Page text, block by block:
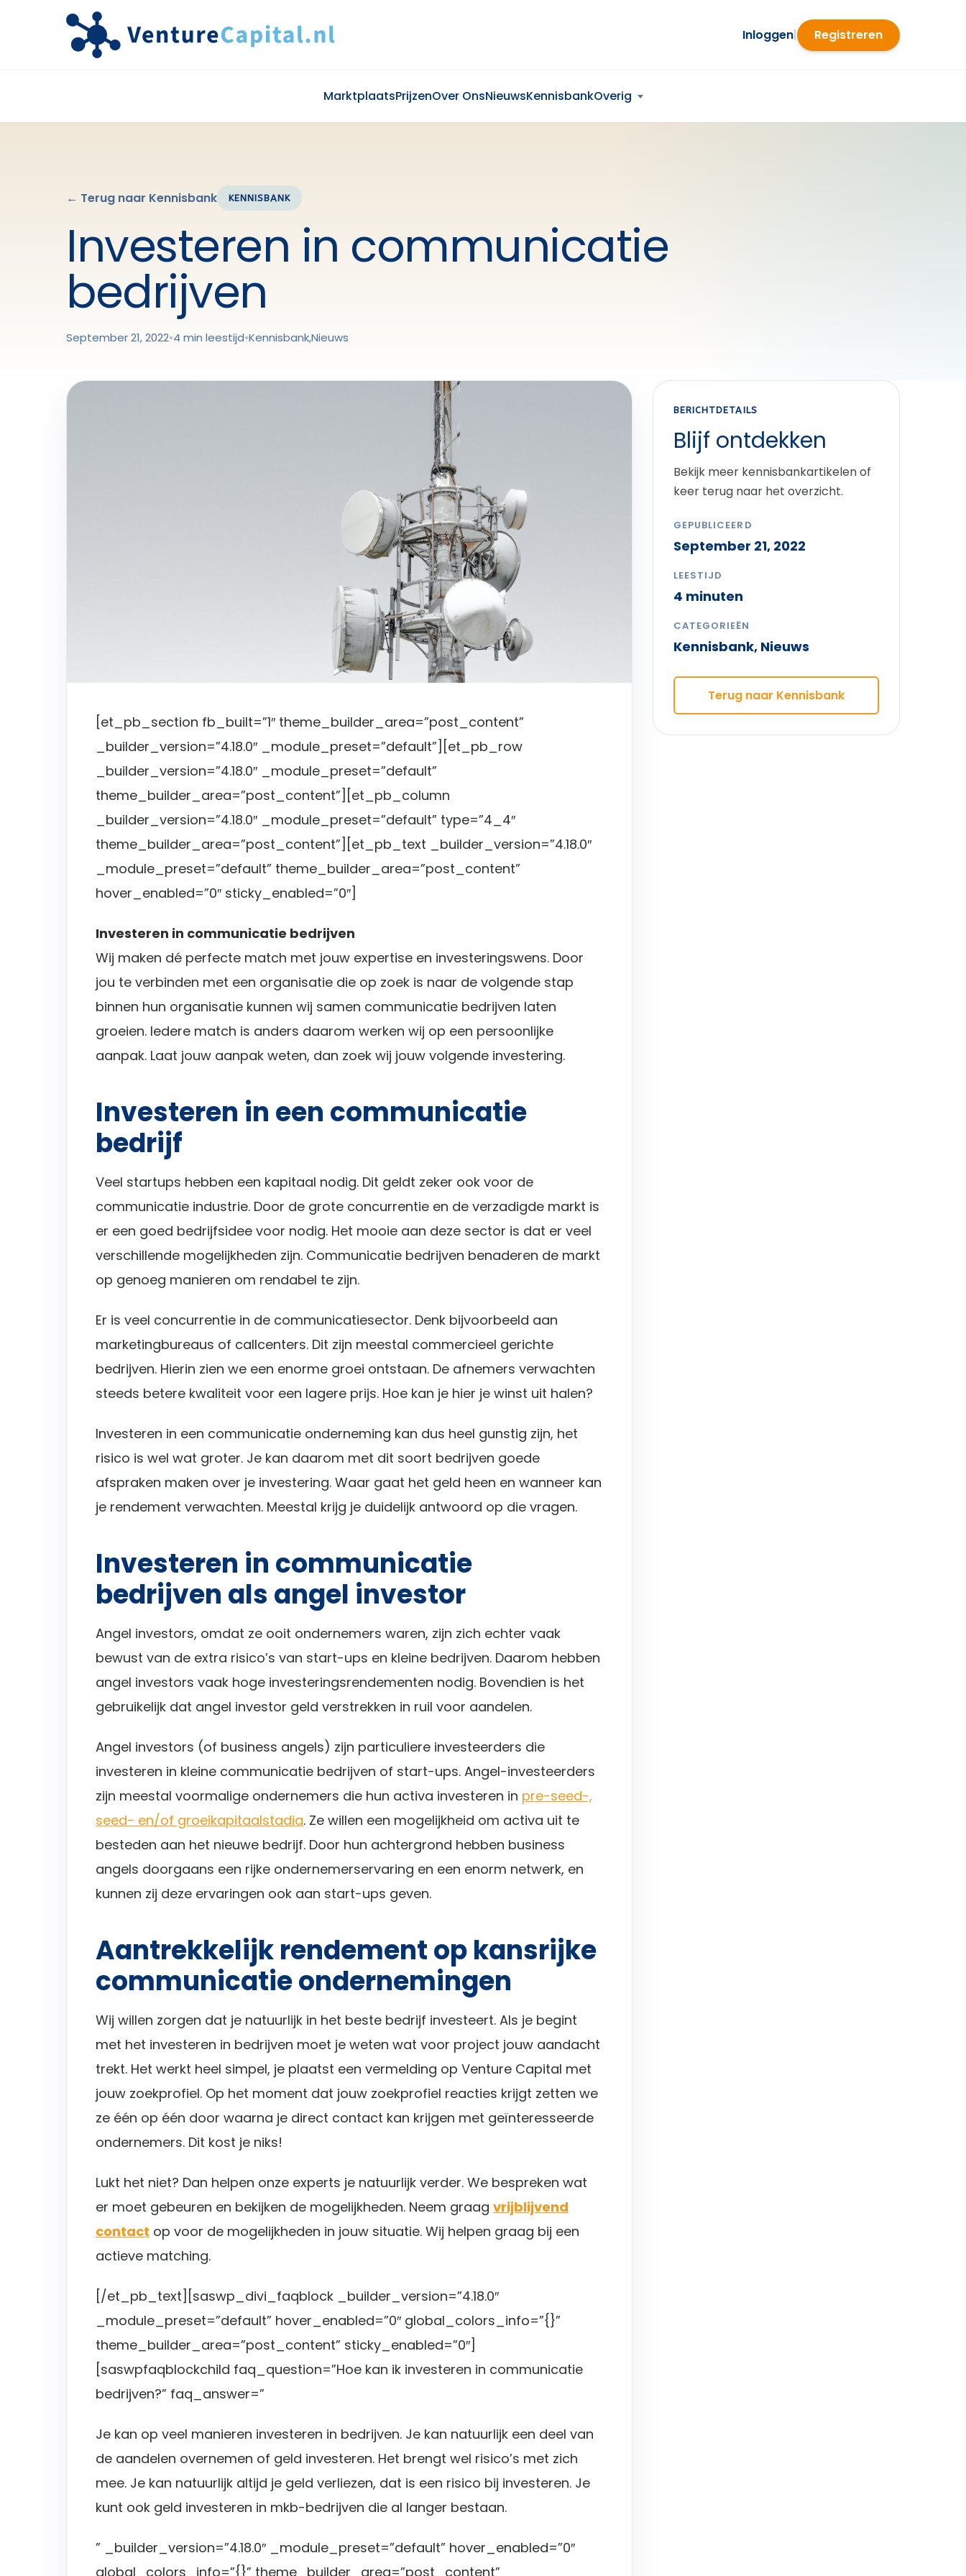
Inloggen| Registreren
MarktplaatsPrijzenOver OnsNieuwsKennisbankOverig
← Terug naar Kennisbank KENNISBANK
Investeren in communicatie
bedrijven
September 21, 2022•4 min leestijd•Kennisbank,Nieuws
[et_pb_section fb_built=”1″ theme_builder_area=”post_content”
_builder_version=”4.18.0″ _module_preset=”default”][et_pb_row
_builder_version=”4.18.0″ _module_preset=”default”
theme_builder_area=”post_content”][et_pb_column
_builder_version=”4.18.0″ _module_preset=”default” type=”4_4″
theme_builder_area=”post_content”][et_pb_text _builder_version=”4.18.0″
_module_preset=”default” theme_builder_area=”post_content”
hover_enabled=”0″ sticky_enabled=”0″]
Investeren in communicatie bedrijven
Wij maken dé perfecte match met jouw expertise en investeringswens. Door
jou te verbinden met een organisatie die op zoek is naar de volgende stap
binnen hun organisatie kunnen wij samen communicatie bedrijven laten
groeien. Iedere match is anders daarom werken wij op een persoonlijke
aanpak. Laat jouw aanpak weten, dan zoek wij jouw volgende investering.
Investeren in een communicatie
bedrijf
Veel startups hebben een kapitaal nodig. Dit geldt zeker ook voor de
communicatie industrie. Door de grote concurrentie en de verzadigde markt is
er een goed bedrijfsidee voor nodig. Het mooie aan deze sector is dat er veel
verschillende mogelijkheden zijn. Communicatie bedrijven benaderen de markt
op genoeg manieren om rendabel te zijn.
Er is veel concurrentie in de communicatiesector. Denk bijvoorbeeld aan
marketingbureaus of callcenters. Dit zijn meestal commercieel gerichte
bedrijven. Hierin zien we een enorme groei ontstaan. De afnemers verwachten
steeds betere kwaliteit voor een lagere prijs. Hoe kan je hier je winst uit halen?
Investeren in een communicatie onderneming kan dus heel gunstig zijn, het
risico is wel wat groter. Je kan daarom met dit soort bedrijven goede
afspraken maken over je investering. Waar gaat het geld heen en wanneer kan
je rendement verwachten. Meestal krijg je duidelijk antwoord op die vragen.
Investeren in communicatie
bedrijven als angel investor
Angel investors, omdat ze ooit ondernemers waren, zijn zich echter vaak
bewust van de extra risico’s van start-ups en kleine bedrijven. Daarom hebben
angel investors vaak hoge investeringsrendementen nodig. Bovendien is het
gebruikelijk dat angel investor geld verstrekken in ruil voor aandelen.
Angel investors (of business angels) zijn particuliere investeerders die
investeren in kleine communicatie bedrijven of start-ups. Angel-investeerders
zijn meestal voormalige ondernemers die hun activa investeren in pre-seed-,
seed- en/of groeikapitaalstadia. Ze willen een mogelijkheid om activa uit te
besteden aan het nieuwe bedrijf. Door hun achtergrond hebben business
angels doorgaans een rijke ondernemerservaring en een enorm netwerk, en
kunnen zij deze ervaringen ook aan start-ups geven.
Aantrekkelijk rendement op kansrijke
communicatie ondernemingen
Wij willen zorgen dat je natuurlijk in het beste bedrijf investeert. Als je begint
met het investeren in bedrijven moet je weten wat voor project jouw aandacht
trekt. Het werkt heel simpel, je plaatst een vermelding op Venture Capital met
jouw zoekprofiel. Op het moment dat jouw zoekprofiel reacties krijgt zetten we
ze één op één door waarna je direct contact kan krijgen met geïnteresseerde
ondernemers. Dit kost je niks!
Lukt het niet? Dan helpen onze experts je natuurlijk verder. We bespreken wat
er moet gebeuren en bekijken de mogelijkheden. Neem graag vrijblijvend
contact op voor de mogelijkheden in jouw situatie. Wij helpen graag bij een
actieve matching.
[/et_pb_text][saswp_divi_faqblock _builder_version=”4.18.0″
_module_preset=”default” hover_enabled=”0″ global_colors_info=”{}”
theme_builder_area=”post_content” sticky_enabled=”0″]
[saswpfaqblockchild faq_question=”Hoe kan ik investeren in communicatie
bedrijven?” faq_answer=”
Je kan op veel manieren investeren in bedrijven. Je kan natuurlijk een deel van
de aandelen overnemen of geld investeren. Het brengt wel risico’s met zich
mee. Je kan natuurlijk altijd je geld verliezen, dat is een risico bij investeren. Je
kunt ook geld investeren in mkb-bedrijven die al langer bestaan.
” _builder_version=”4.18.0″ _module_preset=”default” hover_enabled=”0″
global_colors_info=”{}” theme_builder_area=”post_content”
BERICHTDETAILS
Blijf ontdekken
Bekijk meer kennisbankartikelen of
keer terug naar het overzicht.
GEPUBLICEERD
September 21, 2022
LEESTIJD
4 minuten
CATEGORIEËN
Kennisbank, Nieuws
Terug naar Kennisbank